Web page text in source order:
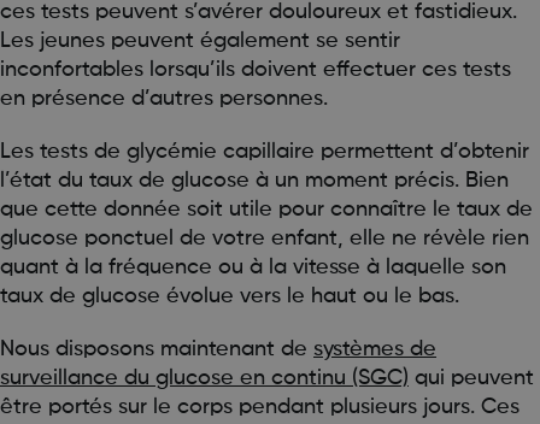
ces tests peuvent s’avérer douloureux et fastidieux.
Les jeunes peuvent également se sentir
inconfortables lorsqu’ils doivent effectuer ces tests
en présence d’autres personnes.
Les tests de glycémie capillaire permettent d’obtenir
l’état du taux de glucose à un moment précis. Bien
que cette donnée soit utile pour connaître le taux de
glucose ponctuel de votre enfant, elle ne révèle rien
quant à la fréquence ou à la vitesse à laquelle son
taux de glucose évolue vers le haut ou le bas.
Nous disposons maintenant de systèmes de
surveillance du glucose en continu (SGC) qui peuvent
être portés sur le corps pendant plusieurs jours. Ces